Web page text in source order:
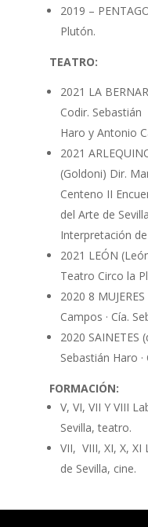
2019 –
Plutón.
TEATRO:
2021 LA
Codir. Sebastián
Haro y Antonio
2021
(Goldoni) Dir.
Centeno II
del Arte de
Interpretación de
2021 LEÓN
Teatro Circo la
2020 8
Campos · Cía.
2020 SAINETES
Sebastián Haro
FORMACIÓN:
V, VI, VII Y VIII
Sevilla, teatro.
VII, VIII, XI, X,
de Sevilla, cine.